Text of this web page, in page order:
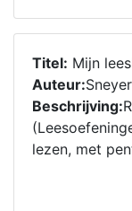
Titel: Mijn
Auteur:
Beschrijving:
lezen, met